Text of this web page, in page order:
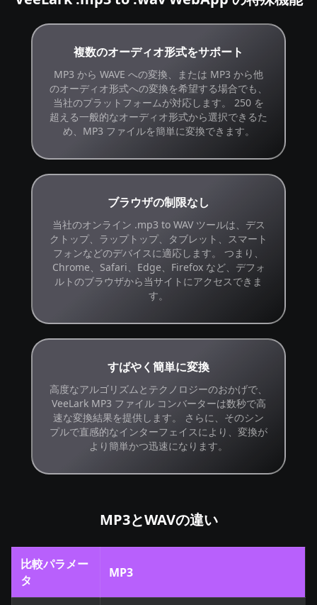
複数のオーディオ形式をサポート
MP3 から WAVE への変換、または MP3 から他
のオーディオ形式への変換を希望する場合でも、
当社のプラットフォームが対応します。 250 を
超える一般的なオーディオ形式から選択できるた
め、MP3 ファイルを簡単に変換できます。
ブラウザの制限なし
当社のオンライン .mp3 to WAV ツールは、デス
クトップ、ラップトップ、タブレット、スマート
フォンなどのデバイスに適応します。 つまり、
Chrome、Safari、Edge、Firefox など、デフォ
ルトのブラウザから当サイトにアクセスできま
す。
すばやく簡単に変換
高度なアルゴリズムとテクノロジーのおかげで、
VeeLark MP3 ファイル コンバーターは数秒で高
速な変換結果を提供します。 さらに、そのシン
プルで直感的なインターフェイスにより、変換が
より簡単かつ迅速になります。
MP3とWAVの違い
比較パラメー
タ
MP3